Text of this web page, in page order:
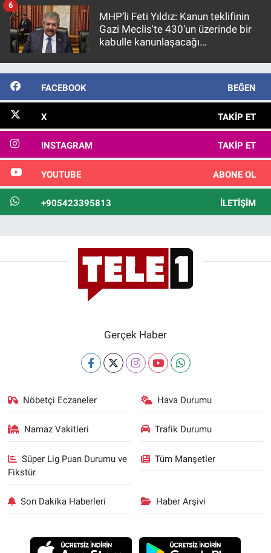
MHP’li Feti Yıldız: Kanun teklifinin
Gazi Meclis'te 430’un üzerinde bir
kabulle kanunlaşacağı
6
FACEBOOK BEĞEN
X TAKIP ET
INSTAGRAM TAKIP ET
YOUTUBE ABONE OL
+905423395813 İLETIŞIM
Gerçek Haber
Nöbetçi Eczaneler Hava Durumu
Namaz Vakitleri Trafik Durumu
Süper Lig Puan Durumu ve
Fikstür
Tüm Manşetler
Son Dakika Haberleri Haber Arşivi